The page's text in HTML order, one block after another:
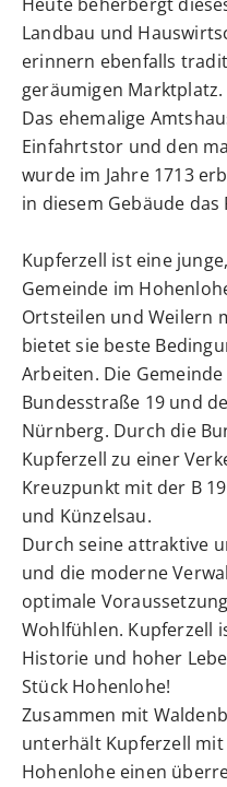
Landbau und
erinnern ebenfalls
geräumigen Marktplatz.
Das ehemalige
Einfahrtstor und den
wurde im Jahre 1713
in diesem Gebäude das
Kupferzell ist eine
Gemeinde im
Ortsteilen und Weilern
bietet sie beste
Arbeiten. Die
Bundesstraße 19 und
Nürnberg. Durch die
Kupferzell zu einer
Kreuzpunkt mit der B
und Künzelsau.
Durch seine attraktive
und die moderne
optimale
Wohlfühlen. Kupferzell
Historie und hoher
Stück Hohenlohe!
Zusammen mit
unterhält Kupferzell
Hohenlohe einen